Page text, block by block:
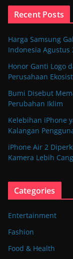
Recent Posts
Harga Samsung
Indonesia Agustus
Honor Ganti Logo
Perusahaan
Bumi Disebut
Perubahan Iklim
Kelebihan iPhone
Kalangan
iPhone Air 2
Kamera Lebih
Categories
Entertainment
Fashion
Food & Health